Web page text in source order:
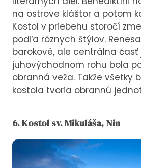
na ostrove kláštor a potom
Kostol v priebehu storočí
podľa rôznych štýlov.
barokové, ale centrálna časť
juhovýchodnom rohu bola
obranná veža. Takže všetky
kostola tvoria obrannú
6. Kostol sv. Mikuláša, Nin